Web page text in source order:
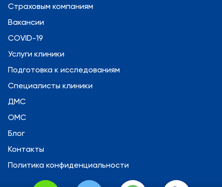
Страховым компаниям
Вакансии
COVID-19
Услуги клиники
Подготовка к исследованиям
Специалисты клиники
ДМС
ОМС
Блог
Контакты
Политика конфиденциальности